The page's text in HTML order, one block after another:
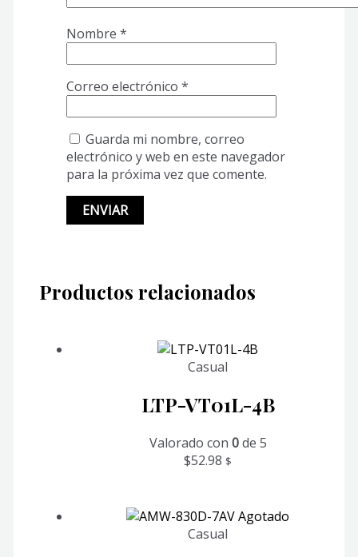
Nombre *
Correo electrónico *
Guarda mi nombre, correo
electrónico y web en este navegador
para la próxima vez que comente.
Productos relacionados
Casual
LTP-VT01L-4B
Valorado con 0de 5
$52.98 $
Agotado
Casual